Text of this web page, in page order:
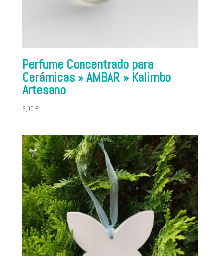
Perfume Concentrado para
Cerámicas » AMBAR » Kalimbo
Artesano
6,00 €